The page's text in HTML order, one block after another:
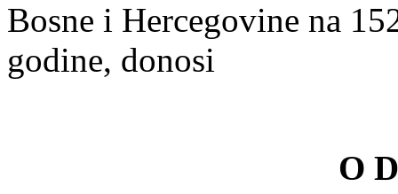
Bosne i Hercegovine na
godine, donosi
O